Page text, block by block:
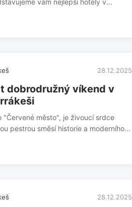
vám nejlepší hotely v...
28.12.2025
dobrodružný víkend v
"Červené město", je živoucí srdce
pestrou směsí historie a moderního...
28.12.2025